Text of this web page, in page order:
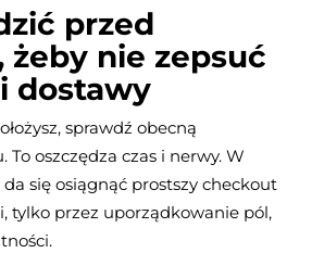
przed
żeby nie zepsuć
dostawy
sprawdź obecną
To oszczędza czas i nerwy. W
się osiągnąć prostszy checkout
tylko przez uporządkowanie pól,